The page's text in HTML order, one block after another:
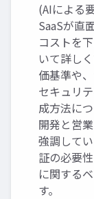
(AIによる
SaaSが直
コストを
いて詳し
価基準や
セキュリ
成方法に
開発と営
強調して
証の必要
に関する
す。